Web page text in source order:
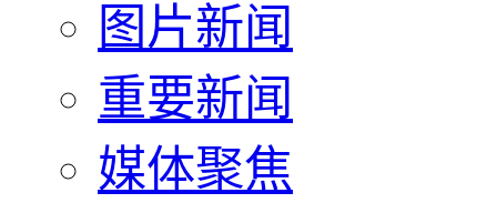
图片新闻
重要新闻
媒体聚焦